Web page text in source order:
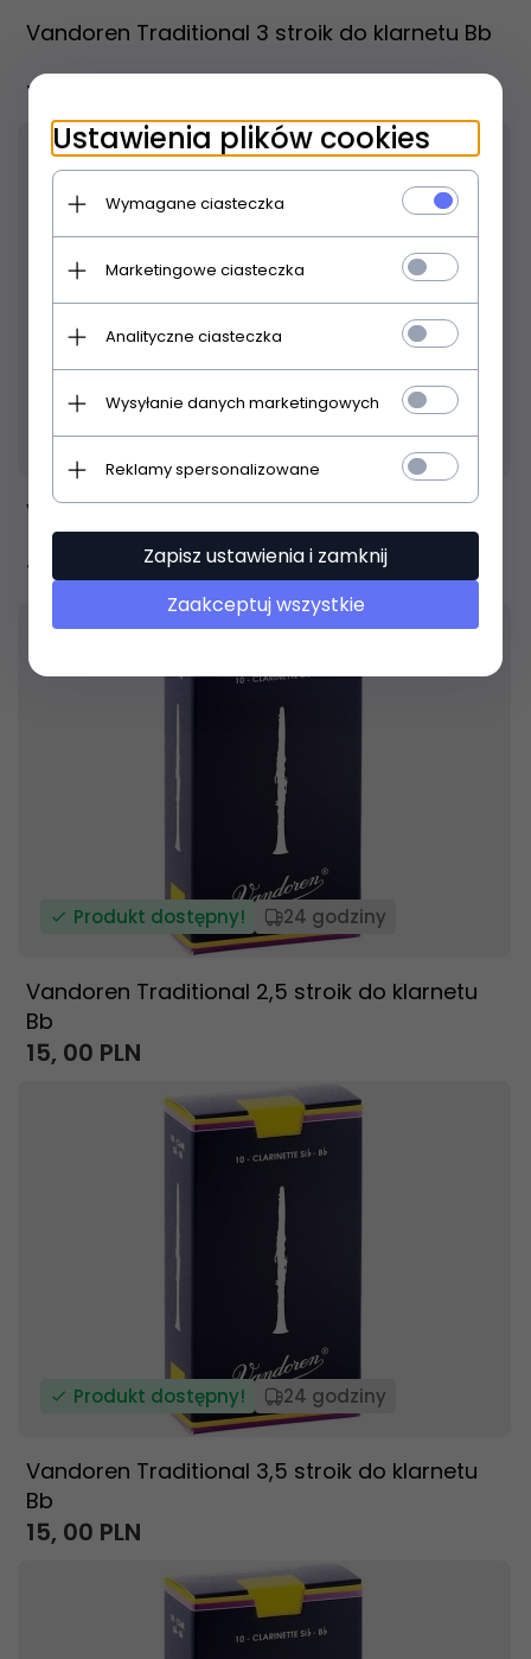
Vandoren Traditional 3 stroik do klarnetu Bb
15,
Produkt dostępny! 24 godziny
Vandoren Traditional 1 stroik do klarnetu Bb
15,00PLN
Produkt dostępny! 24 godziny
Vandoren Traditional 2,5 stroik do klarnetu
Bb
15, 00 PLN
Produkt dostępny! 24 godziny
Vandoren Traditional 3,5 stroik do klarnetu
Bb
15, 00 PLN
Ustawienia plików cookies
Wymagane ciasteczka
Marketingowe ciasteczka
Analityczne ciasteczka
Wysyłanie danych marketingowych
Reklamy spersonalizowane
Zapisz ustawienia i zamknij
Zaakceptuj wszystkie